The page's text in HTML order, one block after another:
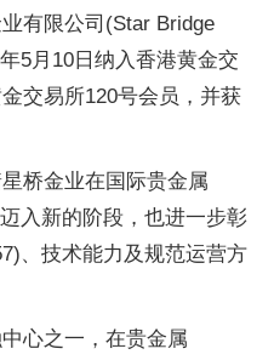
有限公司(Star Bridge
5月10日纳入香港黄金交
交易所120号会员，并获
桥金业在国际贵金属
入新的阶段，也进一步彰
、技术能力及规范运营方
心之一，在贵金属